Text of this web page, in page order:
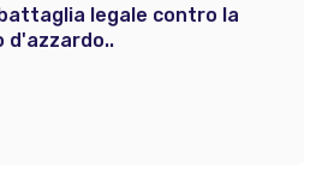
legale contro la
d'azzardo..